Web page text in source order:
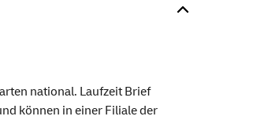
national. Laufzeit Brief
können in einer Filiale der